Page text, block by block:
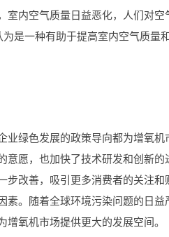
室内空气质量日益恶化，人们对空
是一种有助于提高室内空气质量
业绿色发展的政策导向都为增氧
愿，也加快了技术研发和创新的
步改善，吸引更多消费者的关注
素。随着全球环境污染问题的日
氧机市场提供更大的发展空间。